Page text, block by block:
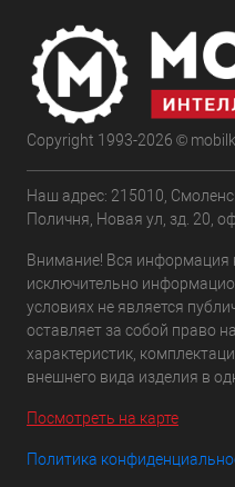
Copyright 1993-2026 ©
Наш адрес: 215010,
Поличня, Новая ул, зд. 20,
Внимание! Вся информация
исключительно
условиях не является
оставляет за собой право
характеристик,
внешнего вида изделия в
Посмотреть на карте
Политика